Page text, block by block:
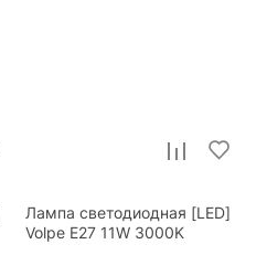
Лампа светодиодная [LED]
Volpe E27 11W 3000K